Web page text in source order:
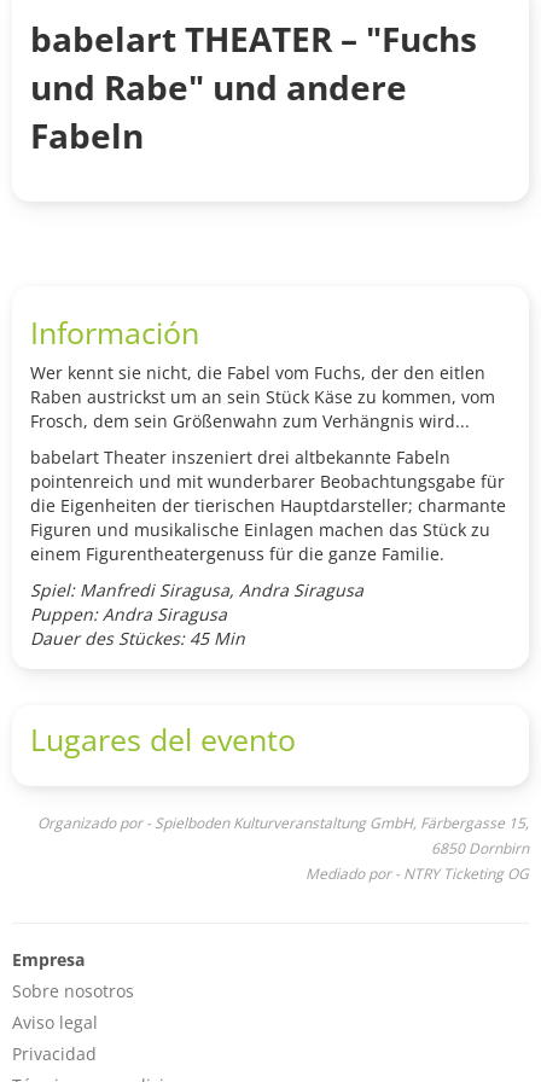
babelart THEATER – "Fuchs
und Rabe" und andere
Fabeln
Información
Wer kennt sie nicht, die Fabel vom Fuchs, der den eitlen
Raben austrickst um an sein Stück Käse zu kommen, vom
Frosch, dem sein Größenwahn zum Verhängnis wird...
babelart Theater inszeniert drei altbekannte Fabeln
pointenreich und mit wunderbarer Beobachtungsgabe für
die Eigenheiten der tierischen Hauptdarsteller; charmante
Figuren und musikalische Einlagen machen das Stück zu
einem Figurentheatergenuss für die ganze Familie.
Spiel: Manfredi Siragusa, Andra Siragusa
Puppen: Andra Siragusa
Dauer des Stückes: 45 Min
Lugares del evento
Organizado por - Spielboden Kulturveranstaltung GmbH, Färbergasse 15,
6850 Dornbirn
Mediado por - NTRY Ticketing OG
Empresa
Sobre nosotros
Aviso legal
Privacidad